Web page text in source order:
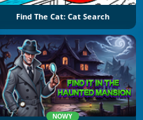
Find The Cat: Cat Search
NOWY